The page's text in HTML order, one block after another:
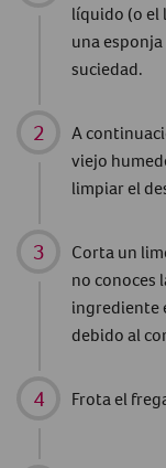
líquido (o el
una
suciedad.
A
viejo
limpiar el
Corta un
no conoces
ingrediente
debido al
Frota el